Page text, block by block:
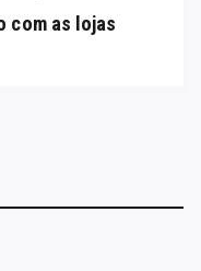
com as lojas